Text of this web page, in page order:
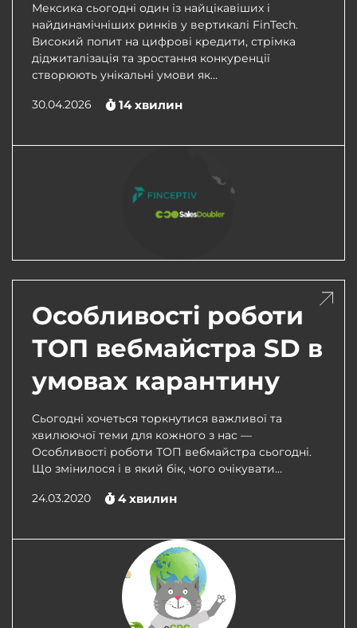
Мексика сьогодні один із найцікавіших і
найдинамічніших ринків у вертикалі FinTech.
Високий попит на цифрові кредити, стрімка
діджиталізація та зростання конкуренції
створюють унікальні умови як…
30.04.2026 14 хвилин
Особливості роботи
ТОП вебмайстра SD в
умовах карантину
Сьогодні хочеться торкнутися важливої та
хвилюючої теми для кожного з нас —
Особливості роботи ТОП вебмайстра сьогодні.
Що змінилося і в який бік, чого очікувати…
24.03.2020 4 хвилин